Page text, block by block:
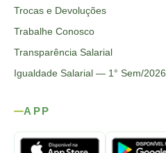
Trocas e Devoluções
Trabalhe Conosco
Transparência Salarial
Igualdade Salarial — 1° Sem/2026
APP